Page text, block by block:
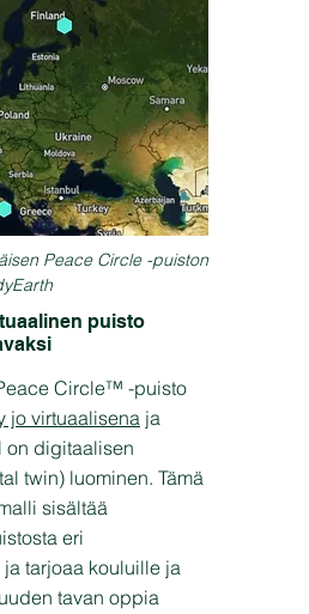
Peace Circle -puiston
puisto
Circle™ -puisto
jo virtuaalisena ja
on digitaalisen
twin) luominen. Tämä
sisältää
eri
tarjoaa kouluille ja
tavan oppia